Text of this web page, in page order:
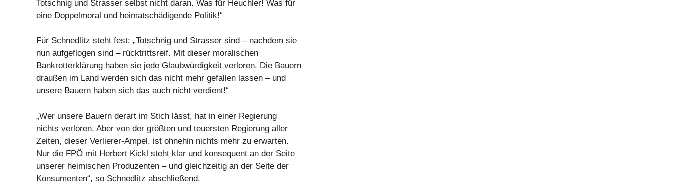
Totschnig und Strasser selbst nicht daran. Was für Heuchler! Was für
eine Doppelmoral und heimatschädigende Politik!“
Für Schnedlitz steht fest: „Totschnig und Strasser sind – nachdem sie
nun aufgeflogen sind – rücktrittsreif. Mit dieser moralischen
Bankrotterklärung haben sie jede Glaubwürdigkeit verloren. Die Bauern
draußen im Land werden sich das nicht mehr gefallen lassen – und
unsere Bauern haben sich das auch nicht verdient!“
„Wer unsere Bauern derart im Stich lässt, hat in einer Regierung
nichts verloren. Aber von der größten und teuersten Regierung aller
Zeiten, dieser Verlierer-Ampel, ist ohnehin nichts mehr zu erwarten.
Nur die FPÖ mit Herbert Kickl steht klar und konsequent an der Seite
unserer heimischen Produzenten – und gleichzeitig an der Seite der
Konsumenten“, so Schnedlitz abschließend.